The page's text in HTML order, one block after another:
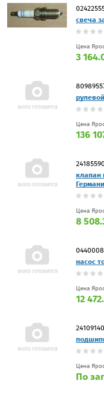
свеча
Цена
3
Цена
136
клапан
Цена
8
насос
Цена
12
Цена
По